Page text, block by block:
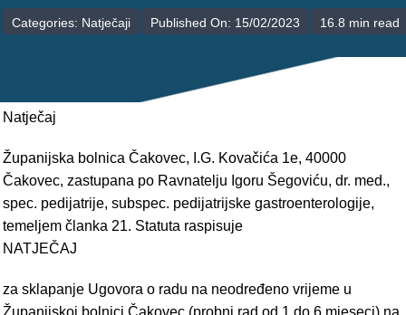
POLIKLINIKE
JEDINICE NEZDRAVSTVENIH DJELATNOSTI
Categories: Natječaji Published On: 15/02/2023 16.8 min read
Natječaj
Županijska bolnica Čakovec, I.G. Kovačića 1e, 40000
Čakovec, zastupana po Ravnatelju Igoru Šegoviću, dr. med.,
spec. pedijatrije, subspec. pedijatrijske gastroenterologije,
temeljem članka 21. Statuta raspisuje
NATJEČAJ
za sklapanje Ugovora o radu na neodređeno vrijeme u
Županijskoj bolnici Čakovec (probni rad od 1 do 6 mjeseci) na